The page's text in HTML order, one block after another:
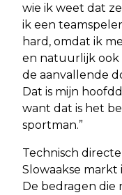
wie ik weet dat
ik een
hard, omdat ik
en natuurlijk ook
de aanvallende
Dat is mijn
want dat is het
sportman.”
Technisch
Slowaakse markt
De bedragen die